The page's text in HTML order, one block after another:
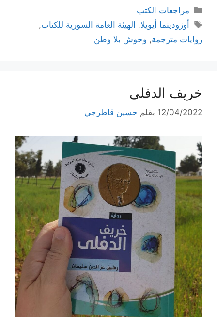
التصنيفات
مراجعات الكتب
الوسوم
أوزودينما أيويلا, الهيئة العامة السورية للكتاب,
روايات مترجمة, وحوش بلا وطن
خريف الدفلى
12/04/2022 بقلم حسين قاطرجي